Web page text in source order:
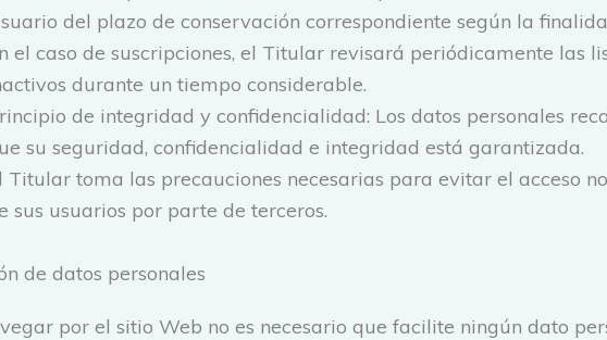
del plazo de conservación correspondiente según la
el caso de suscripciones, el Titular revisará periódicamente las
durante un tiempo considerable.
de integridad y confidencialidad: Los datos personales
su seguridad, confidencialidad e integridad está garantizada.
Titular toma las precauciones necesarias para evitar el acceso
sus usuarios por parte de terceros.
de datos personales
por el sitio Web no es necesario que facilite ningún dato